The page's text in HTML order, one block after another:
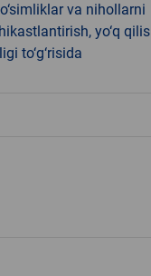
va nihollarni
yo‘q
to‘g‘risida